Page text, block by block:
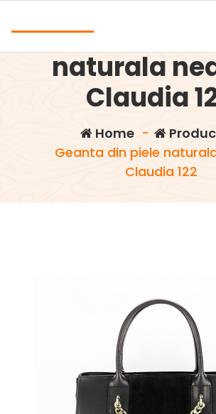
Geanta din
naturala
Claudia
Home-
Geanta din piele
Claudia 122